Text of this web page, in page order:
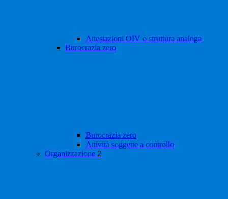
Attestazioni OIV o struttura analoga
Burocrazia zero
Burocrazia zero
Attività soggette a controllo
Organizzazione 2